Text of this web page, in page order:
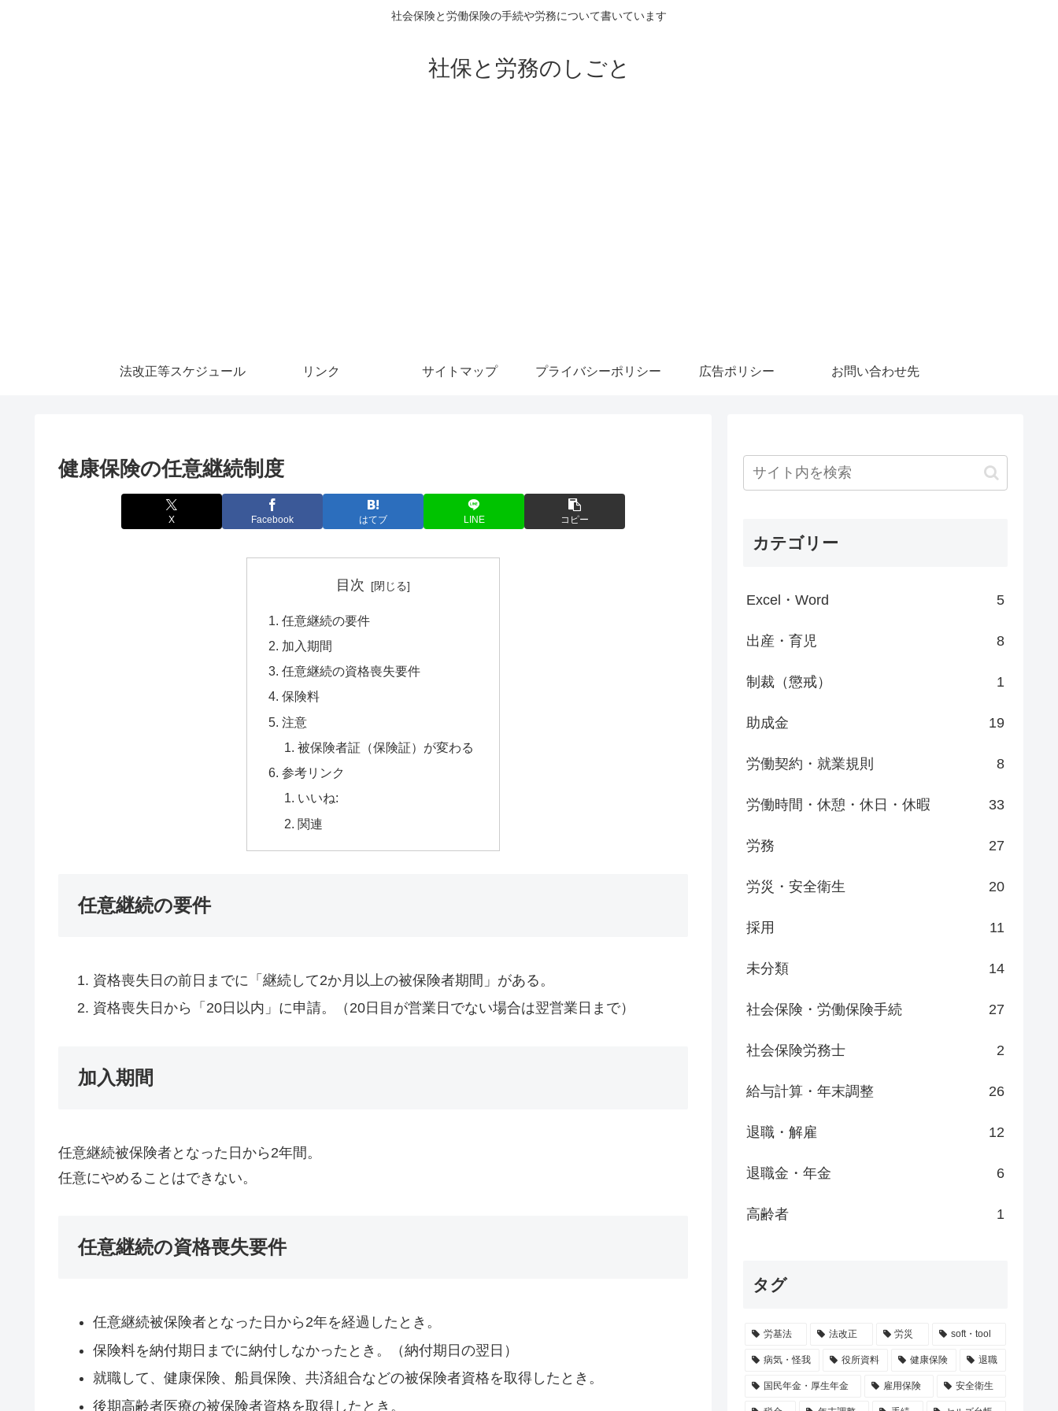
社会保険と労働保険の手続や労務について書いています
社保と労務のしごと
法改正等スケジュール リンク サイトマップ プライバシーポリシー 広告ポリシー お問い合わせ先
健康保険の任意継続制度
X Facebook はてブ LINE コピー
目次
任意継続の要件
加入期間
任意継続の資格喪失要件
保険料
注意
被保険者証（保険証）が変わる
参考リンク
いいね:
関連
任意継続の要件
資格喪失日の前日までに「継続して2か月以上の被保険者期間」がある。
資格喪失日から「20日以内」に申請。（20日目が営業日でない場合は翌営業日まで）
加入期間
任意継続被保険者となった日から2年間。
任意にやめることはできない。
任意継続の資格喪失要件
任意継続被保険者となった日から2年を経過したとき。
保険料を納付期日までに納付しなかったとき。（納付期日の翌日）
就職して、健康保険、船員保険、共済組合などの被保険者資格を取得したとき。
後期高齢者医療の被保険者資格を取得したとき。
カテゴリー
Excel・Word 5
出産・育児 8
制裁（懲戒） 1
助成金 19
労働契約・就業規則 8
労働時間・休憩・休日・休暇 33
労務 27
労災・安全衛生 20
採用 11
未分類 14
社会保険・労働保険手続 27
社会保険労務士 2
給与計算・年末調整 26
退職・解雇 12
退職金・年金 6
高齢者 1
タグ
労基法 法改正 労災 soft・tool
病気・怪我 役所資料 健康保険 退職
国民年金・厚生年金 雇用保険 安全衛生